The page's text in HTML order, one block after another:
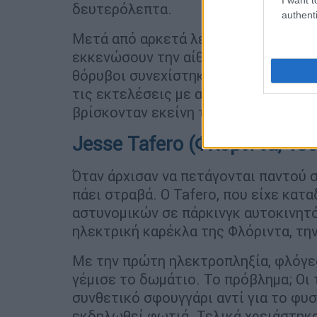
δευτερόλεπτα.
Μετά από αρκετά λεπτά, οι φρουροί
εκκενώσουν την αίθουσα των
θόρυβοι συνεχίστηκαν μέχρι που ο
τις εκτελέσεις με αέριο, ωστόσο
βρίσκονταν εκείνη την ημέρα στην
Jesse Tafero (Φλόριντα,
Όταν άρχισαν να πετάγονται παντού
πάει στραβά. Ο Tafero, που είχε
αστυνομικών σε πάρκινγκ
ηλεκτρική καρέκλα της Φλόριντα,
Με την πρώτη ηλεκτροπληξία,
γέμισε το δωμάτιο. Το πρόβλημα; Οι
συνθετικό σφουγγάρι αντί για το